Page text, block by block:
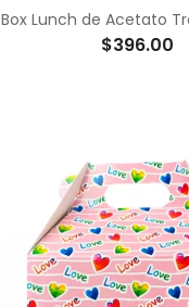
Box Lunch de Acetato
$396.00